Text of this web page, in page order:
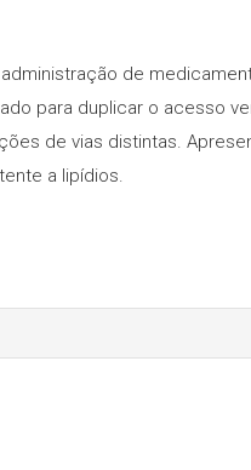
de
para duplicar o acesso
de vias distintas.
a lipídios.